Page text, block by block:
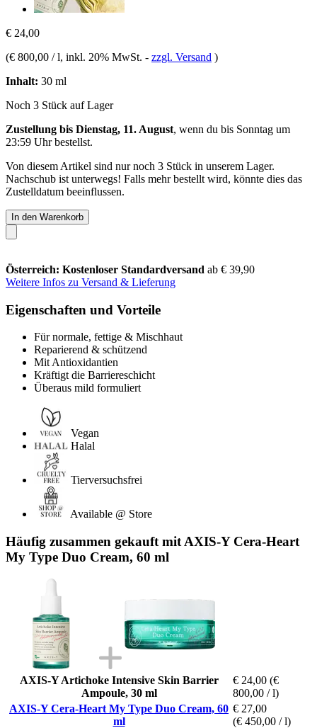
€ 24,00
(€ 800,00 / l, inkl. 20% MwSt. - zzgl. Versand )
Inhalt: 30 ml
Noch 3 Stück auf Lager
Zustellung bis Dienstag, 11. August, wenn du bis Sonntag um
23:59 Uhrbestellst.
Von diesem Artikel sind nur noch 3 Stück in unserem Lager.
Nachschub ist unterwegs! Falls mehr bestellt wird, könnte dies das
Zustelldatum beeinflussen.
In den Warenkorb
Österreich: Kostenloser Standardversand ab € 39,90
Weitere Infos zu Versand & Lieferung
Eigenschaften und Vorteile
Für normale, fettige & Mischhaut
Reparierend & schützend
Mit Antioxidantien
Kräftigt die Barriereschicht
Überaus mild formuliert
Vegan
Halal
Tierversuchsfrei
Available @ Store
Häufig zusammen gekauft mit AXIS-Y Cera-Heart
My Type Duo Cream, 60 ml
AXIS-Y Artichoke Intensive Skin Barrier
Ampoule, 30 ml
€ 24,00 (€
800,00 / l)
AXIS-Y Cera-Heart My Type Duo Cream, 60
ml
€ 27,00
(€ 450,00 / l)